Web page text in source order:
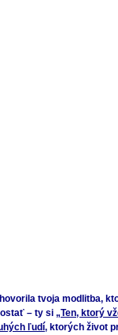
tvoja modlitba,
– ty si „Ten, ktorý
ľudí, ktorých život